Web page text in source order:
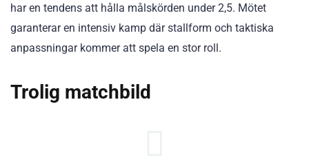
har en tendens att hålla målskörden under 2,5. Mötet
garanterar en intensiv kamp där stallform och taktiska
anpassningar kommer att spela en stor roll.
Trolig matchbild